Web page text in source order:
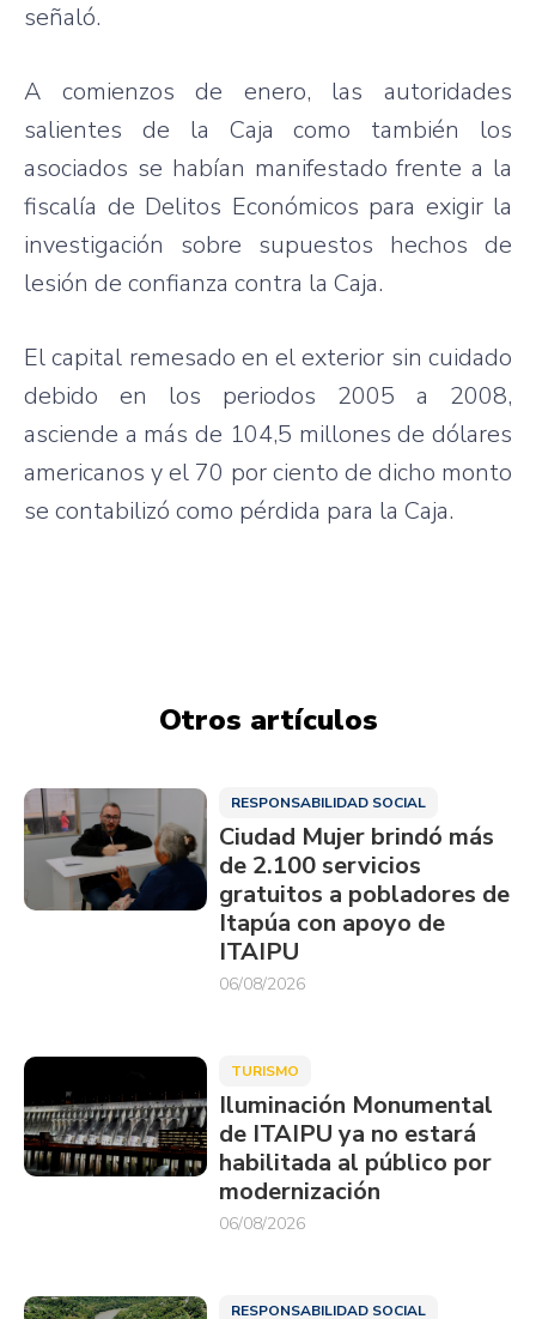
señaló.
A comienzos de enero, las
autoridades
salientes de la Caja como también los
asociados se habían manifestado frente a la
fiscalía de Delitos Económicos para exigirla
investigación
sobre supuestos hechos de
lesión de confianza contra la Caja.
El capital remesado en el exterior sincuidado
debido en los periodos 2005 a 2008,
asciende a más de 104,5 millones dedólares
americanos y el 70 por ciento de dicho monto
se contabilizó como pérdida para la Caja.
Otros artículos
RESPONSABILIDAD SOCIAL
Ciudad Mujer brindó más
de 2.100 servicios
gratuitos a pobladores de
Itapúa con apoyo de
ITAIPU
06/08/2026
TURISMO
Iluminación Monumental
de ITAIPU ya no estará
habilitada al público por
modernización
06/08/2026
RESPONSABILIDAD SOCIAL